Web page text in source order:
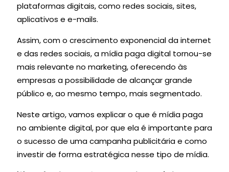
plataformas digitais, como redes sociais, sites,
aplicativos e e-mails.
Assim, com o crescimento exponencial da internet
e das redes sociais, a mídia paga digital tornou-se
mais relevante no marketing, oferecendo às
empresas a possibilidade de alcançar grande
público e, ao mesmo tempo, mais segmentado.
Neste artigo, vamos explicar o que é mídia paga
no ambiente digital, por que ela é importante para
o sucesso de uma campanha publicitária e como
investir de forma estratégica nesse tipo de mídia.